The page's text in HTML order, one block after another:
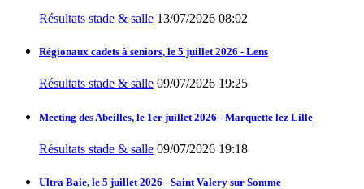
Résultats stade & salle 13/07/2026 08:02
Régionaux cadets à seniors, le 5 juillet 2026 - Lens
Résultats stade & salle 09/07/2026 19:25
Meeting des Abeilles, le 1er juillet 2026 - Marquette lez Lille
Résultats stade & salle 09/07/2026 19:18
Ultra Baie, le 5 juillet 2026 - Saint Valery sur Somme